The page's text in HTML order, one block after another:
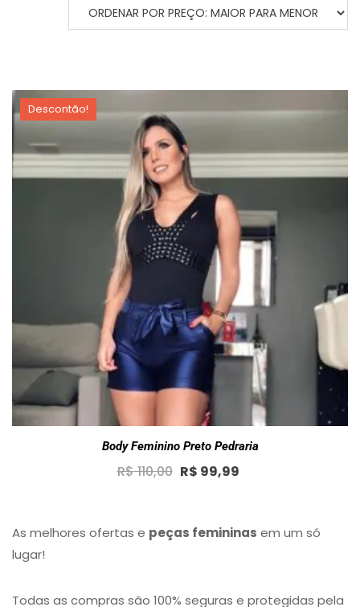
Descontão!
Body Feminino Preto Pedraria
R$110,00 Original
R$ 110,00.
R$ 99,99
R$ 99,99.
As melhores ofertas e peças femininas em um só
lugar!
Todas as compras são 100% seguras e protegidas pela